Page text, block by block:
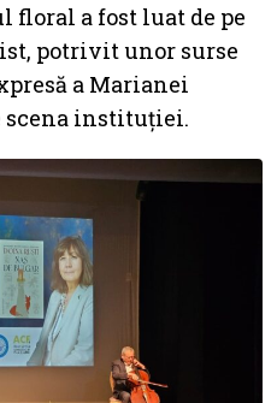
floral a fost luat de pe
potrivit unor surse
a Marianei
scena instituției.